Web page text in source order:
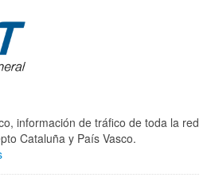
información de tráfico de toda la red
Cataluña y País Vasco.